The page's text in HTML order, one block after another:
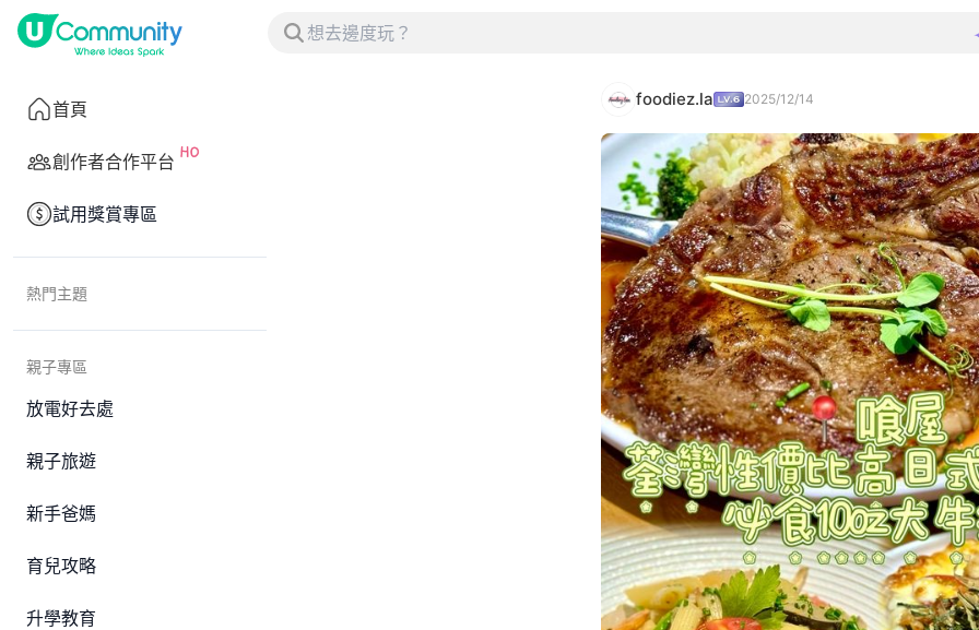
首頁
創作者合作平台
試用獎賞專區
熱門主題
親子專區
放電好去處
親子旅遊
新手爸媽
育兒攻略
升學教育
foodiez.la 2025/12/14